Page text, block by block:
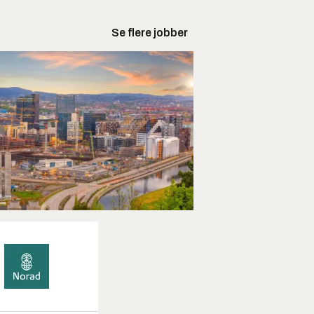
Se flere jobber